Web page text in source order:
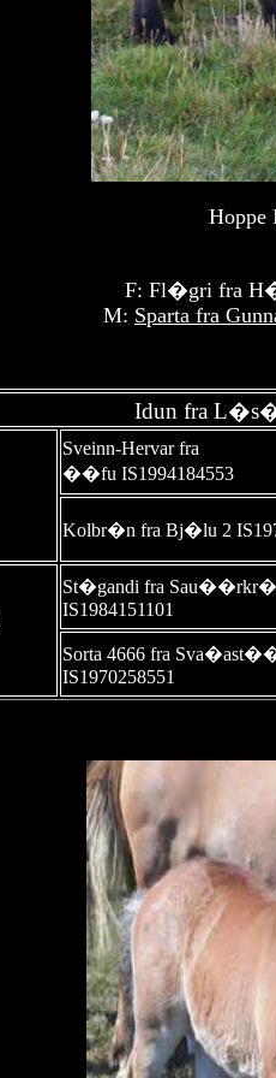
F: Fl�gri fra
M: Sparta fra
Idun fra
Sveinn-Hervar fra
��fu IS1994184553
Kolbr�n fra Bj�lu 2
St�gandi fra
IS1984151101
Sorta 4666 fra
IS1970258551